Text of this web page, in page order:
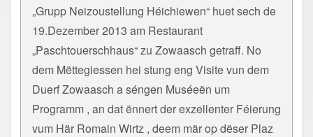
„Grupp Neizoustellung Héichiewen“ huet sech de
19.Dezember 2013 am Restaurant
„Paschtouerschhaus“ zu Zowaasch getraff. No
dem Mëttegiessen hei stung eng Visite vun dem
Duerf Zowaasch a séngen Muséeën um
Programm , an dat ënnert der exzellenter Féierung
vum Här Romain Wirtz , deem mär op dëser Plaz